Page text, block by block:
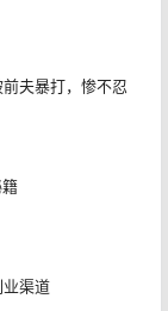
夫暴打，惨不忍
渠道